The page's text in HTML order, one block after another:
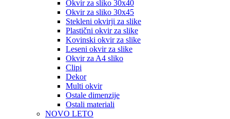
Okvir za sliko 30x40
Okvir za sliko 30x45
Stekleni okvirji za slike
Plastični okvir za slike
Kovinski okvir za slike
Leseni okvir za slike
Okvir za A4 sliko
Clipi
Dekor
Multi okvir
Ostale dimenzije
Ostali materiali
NOVO LETO